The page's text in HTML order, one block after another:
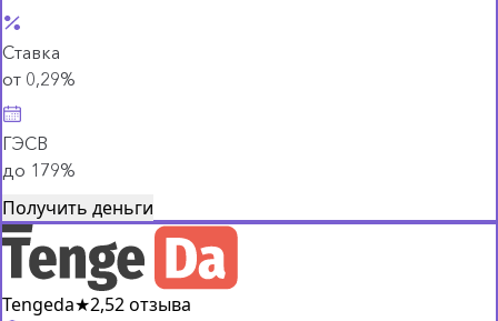
Ставка
от 0,29%
ГЭСВ
до 179%
Получить деньги
Tengeda★2,52 отзыва